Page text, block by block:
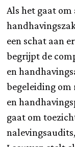
Als het gaat
een schat aan
begrijpt de
en
begeleiding om
en
gaat om